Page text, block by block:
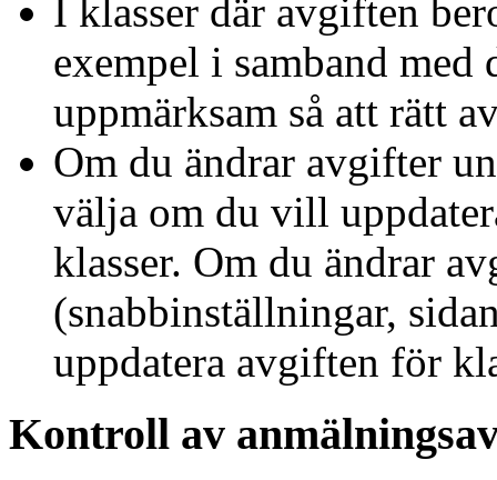
I klasser där avgiften
exempel i samband med
uppmärksam så att rätt
Om du ändrar avgifter
välja om du vill
klasser. Om du ändrar
(snabbinställningar,
uppdatera avgiften för
Kontroll av